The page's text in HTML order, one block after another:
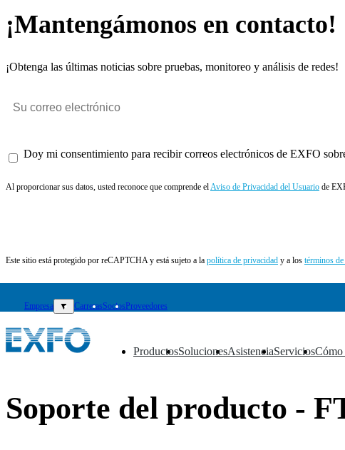
¡Mantengámonos en contacto!
¡Obtenga las últimas noticias sobre pruebas, monitoreo y análisis de redes!
Doy mi consentimiento para recibir correos electrónicos de EXFO
Al proporcionar sus datos, usted reconoce que comprende elAviso de Privacidad del Usuario de
Este sitio está protegido por reCAPTCHA y está sujeto a la política de privacidad y a los términos
Empresa ▼ CarrerasSociosProveedores
Productos
▼ Soluciones
▼ Asistencia
▼ Servicios
▼ Cómo
▼
Productos
Soporte del producto -